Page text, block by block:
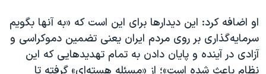
او اضافه کرد: این دیدارها برای این است که «به آنها بگویم
سرمایه‌گذاری بر روی مردم ایران یعنی تضمین دموکراسی و
آزادی در آینده و پایان دادن به تمام تهدید‌هایی که این